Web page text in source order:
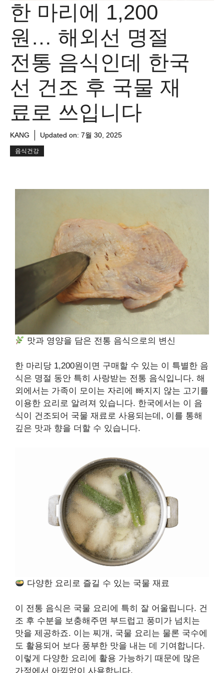
한 마리에 1,200
원… 해외선 명절
전통 음식인데 한국
선 건조 후 국물 재
료로 쓰입니다
KANG Updated on: 7월 30, 2025
음식건강
맛과 영양을 담은 전통 음식으로의 변신
한 마리당 1,200원이면 구매할 수 있는 이 특별한 음
식은 명절 동안 특히 사랑받는 전통 음식입니다. 해
외에서는 가족이 모이는 자리에 빠지지 않는 고기를
이용한 요리로 알려져 있습니다. 한국에서는 이 음
식이 건조되어 국물 재료로 사용되는데, 이를 통해
깊은 맛과 향을 더할 수 있습니다.
다양한 요리로 즐길 수 있는 국물 재료
이 전통 음식은 국물 요리에 특히 잘 어울립니다. 건
조 후 수분을 보충해주면 부드럽고 풍미가 넘치는
맛을 제공하죠. 이는 찌개, 국물 요리는 물론 국수에
도 활용되어 보다 풍부한 맛을 내는 데 기여합니다.
이렇게 다양한 요리에 활용 가능하기 때문에 많은
가정에서 아낌없이 사용합니다.